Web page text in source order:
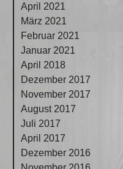
April 2021
März 2021
Februar 2021
Januar 2021
April 2018
Dezember 2017
November 2017
August 2017
Juli 2017
April 2017
Dezember 2016